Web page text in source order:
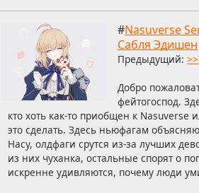
#Nasuverse
Сабля Эдишен
Предыдущий:
Добро
фейтогоспод.
кто хоть как-то приобщен к Nasuverse
это сделать. Здесь ньюфагам
Насу, олдфаги срутся из-за лучших
из них чуханка, остальные спорят о
искренне удивляются, почему люди